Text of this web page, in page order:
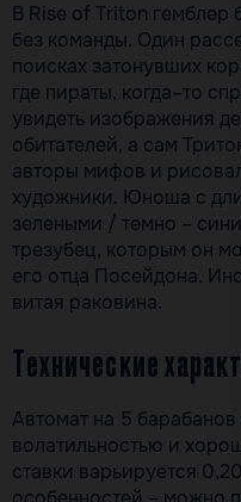
В Rise of Triton гемблер
без команды. Один
поисках затонувших
где пираты, когда–то
увидеть изображения
обитателей, а сам
авторы мифов и
художники. Юноша с
зелеными / темно –
трезубец, которым он
его отца Посейдона.
витая раковина.
Технические
Автомат на 5
волатильностью и
ставки варьируется